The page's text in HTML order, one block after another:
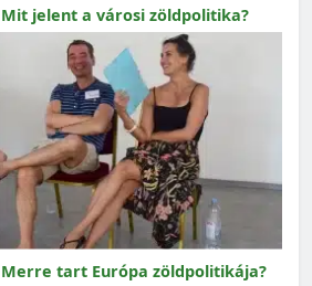
jelent a városi zöldpolitika?
Merre tart Európa zöldpolitikája?